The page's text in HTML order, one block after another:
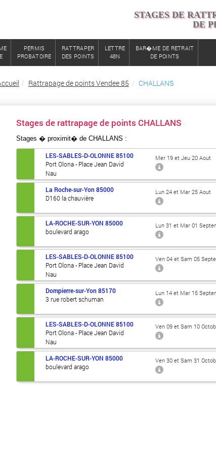
STAGES DE
DE
PERMIS
PROBATOIRE
RATTRAPER
DES POINTS
LETTRE
48N
BAR�ME DE RETRAIT
DE POINTS
Rattrapage de points Vendee 85 CHALLANS
Stages de rattrapage de points CHALLANS
Stages � proximit� de CHALLANS :
LES-SABLES-D-OLONNE 85100
Port Olona - Place Jean David
Nau
Mer 19 et Jeu 20 Aout
La Roche-sur-Yon 85000
D160 la chauvière
Lun 24 et Mar 25 Aout
LA-ROCHE-SUR-YON 85000
boulevard arago
Lun 31 et Mar 01
LES-SABLES-D-OLONNE 85100
Port Olona - Place Jean David
Nau
Ven 04 et Sam 05
Dompierre-sur-Yon 85170
3 rue robert schuman
Lun 14 et Mar 15
LES-SABLES-D-OLONNE 85100
Port Olona - Place Jean David
Nau
Ven 09 et Sam 10
LA-ROCHE-SUR-YON 85000
boulevard arago
Ven 30 et Sam 31